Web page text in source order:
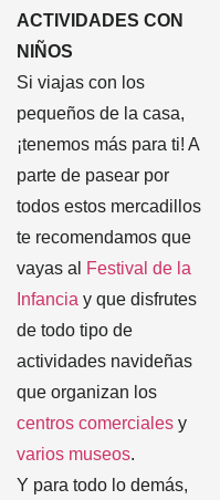
ACTIVIDADES CON
NIÑOS
Si viajas con los
pequeños de la casa,
¡tenemos más para ti! A
parte de pasear por
todos estos mercadillos
te recomendamos que
vayas al
Festival de la
Infancia y que disfrutes
de todo tipo de
actividades navideñas
que organizan los
centros comerciales y
varios museos.
Y para todo lo demás,